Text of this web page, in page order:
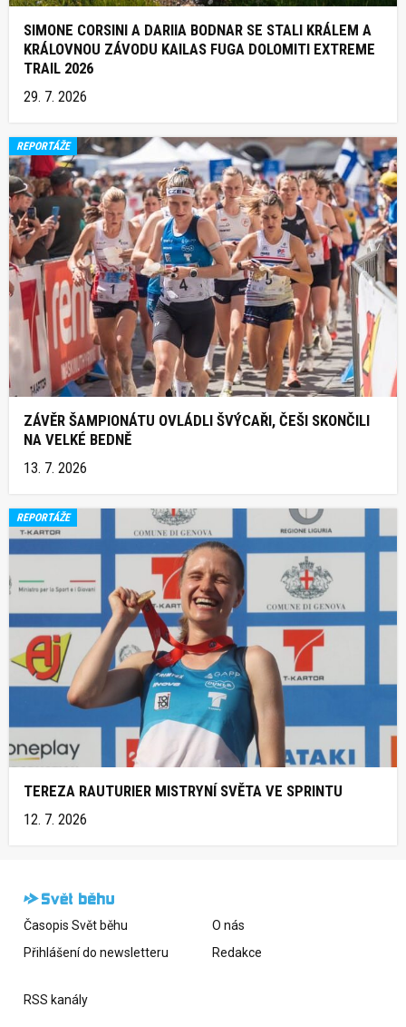
SIMONE CORSINI A DARIIA BODNAR SE STALI KRÁLEM A
KRÁLOVNOU ZÁVODU KAILAS FUGA DOLOMITI EXTREME
TRAIL 2026
29. 7. 2026
REPORTÁŽE
ZÁVĚR ŠAMPIONÁTU OVLÁDLI ŠVÝCAŘI, ČEŠI SKONČILI
NA VELKÉ BEDNĚ
13. 7. 2026
REPORTÁŽE
TEREZA RAUTURIER MISTRYNÍ SVĚTA VE SPRINTU
12. 7. 2026
Časopis Svět běhu
Přihlášení do newsletteru
O nás
Redakce
RSS kanály